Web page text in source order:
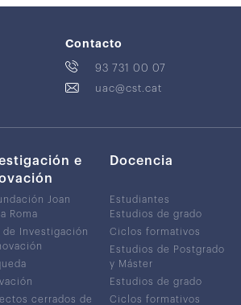
Contacto
93 731 00 07
uac@cst.cat
e
Joan
Roma
de Investigación
cerrados de
Docencia
Estudiantes
Estudios de grado
Ciclos formativos
Estudios de Postgrado
y Máster
Estudios de grado
Ciclos formativos